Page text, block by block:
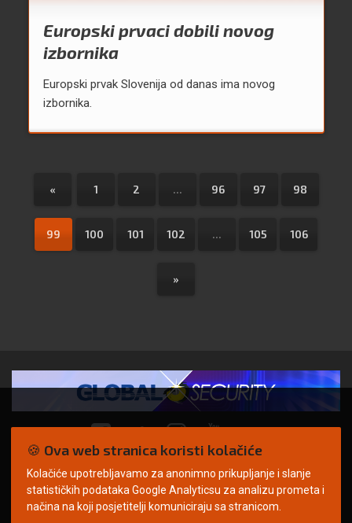
Europski prvaci dobili novog
izbornika
Europski prvak Slovenija od danas ima novog
izbornika.
« 1 2 ... 96 97 98
99 100 101 102 ... 105 106
»
© Copyright 2026. | ARILEO
🍪 Ova web stranica koristi kolačiće
Kolačiće upotrebljavamo za anonimno prikupljanje i slanje
statističkih podataka Google Analyticsu za analizu prometa i
načina na koji posjetitelji komuniciraju sa stranicom.